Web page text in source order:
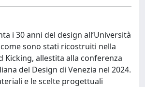
i 30 anni del design all’Università
sono stati ricostruiti nella
Kicking, allestita alla conferenza
del Design di Venezia nel 2024.
e le scelte progettuali